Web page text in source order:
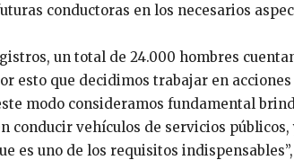
conductoras en los necesarios
un total de 24.000 hombres
esto que decidimos trabajar en
modo consideramos fundamental
conducir vehículos de servicios
es uno de los requisitos